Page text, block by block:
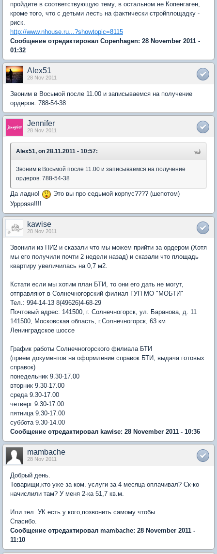
пройдите в соответствующую тему, в остальном не Копенгаген,
кроме того, что с детьми лесть на фактически стройплощадку -
риск.
http://www.nhouse.ru...?showtopic=8115
Сообщение отредактировал Copenhagen: 28 November 2011 -
01:32
Alex51
28 Nov 2011
Звоним в Восьмой после 11.00 и записываемся на получение
ордеров. 788-54-38
Jennifer
28 Nov 2011
Alex51, on 28.11.2011 - 10:57:
Звоним в Восьмой после 11.00 и записываемся на получение
ордеров. 788-54-38
Да ладно!
Это вы про седьмой корпус???? (шепотом)
Уррряяя!!!!
kawise
28 Nov 2011
Звонили из ПИ2 и сказали что мы можем прийти за ордером (Хотя
мы его получили почти 2 недели назад) и сказали что площадь
квартиру увеличилась на 0,7 м2.
Кстати если мы хотим план БТИ, то они его дать не могут,
отправляют в Солнечногорский филиал ГУП МО "МОБТИ"
Тел.: 994-14-13 8(49626)4-68-29
Почтовый адрес: 141500, г. Солнечногорск, ул. Баранова, д. 11
141500, Московская область, г.Солнечногорск, 63 км
Ленинградское шоссе
График работы Солнечногорского филиала БТИ
(прием документов на оформление справок БТИ, выдача готовых
справок)
понедельник 9.30-17.00
вторник 9.30-17.00
среда 9.30-17.00
четверг 9.30-17.00
пятница 9.30-17.00
суббота 9.30-14.00
Сообщение отредактировал kawise: 28 November 2011 - 10:36
mambache
28 Nov 2011
Добрый день.
Товарищи,кто уже за ком. услуги за 4 месяца оплачивал? Ск-ко
начислили там? У меня 2-ка 51,7 кв.м.
Или тел. УК есть у кого,позвонить самому чтобы.
Спасибо.
Сообщение отредактировал mambache: 28 November 2011 -
11:10